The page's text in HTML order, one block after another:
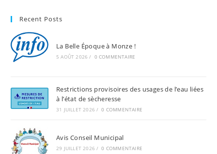
Recent Posts
La Belle Époque à Monze !
5 AOÛT 2026 / 0 COMMENTAIRE
Restrictions provisoires des usages de l’eau liées
à l’état de sècheresse
31 JUILLET 2026 / 0 COMMENTAIRE
Avis Conseil Municipal
29 JUILLET 2026 / 0 COMMENTAIRE